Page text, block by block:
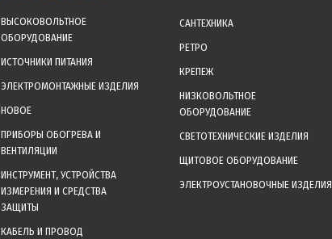
ВЫСОКОВОЛЬТНОЕ
ОБОРУДОВАНИЕ
ИСТОЧНИКИ ПИТАНИЯ
ЭЛЕКТРОМОНТАЖНЫЕ ИЗДЕЛИЯ
НОВОЕ
ПРИБОРЫ ОБОГРЕВА И
ВЕНТИЛЯЦИИ
ИНСТРУМЕНТ, УСТРОЙСТВА
ИЗМЕРЕНИЯ И СРЕДСТВА
ЗАЩИТЫ
КАБЕЛЬ И ПРОВОД
САНТЕХНИКА
РЕТРО
КРЕПЕЖ
НИЗКОВОЛЬТНОЕ
ОБОРУДОВАНИЕ
СВЕТОТЕХНИЧЕСКИЕ ИЗДЕЛИЯ
ЩИТОВОЕ ОБОРУДОВАНИЕ
ЭЛЕКТРОУСТАНОВОЧНЫЕ ИЗДЕЛИЯ